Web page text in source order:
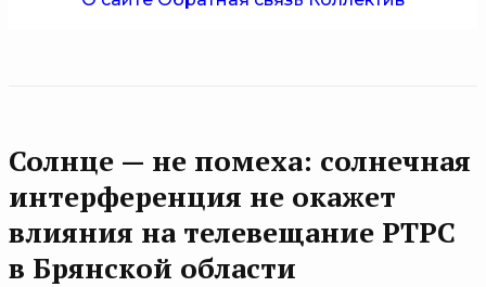
Солнце — не помеха: солнечная
интерференция не окажет
влияния на телевещание РТРС
в Брянской области